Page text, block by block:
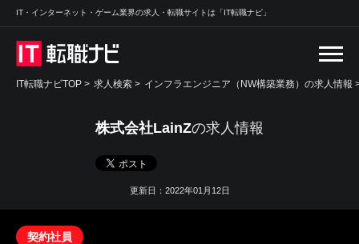
IT・インターネット・ゲーム業界の求人・転職サイトは「IT転職ナビ」
IT転職ナビTOP > 求人検索 > インフラエンジニア（NW構築業務）の求人情報
株式会社LainZの求人情報
更新日：2022年01月12日
契約社員